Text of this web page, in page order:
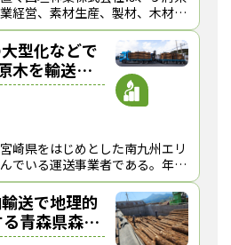
経営、素材生産、製材、木材の
木材製品の小売販売、建築工事
ップの製造販売など多岐にわた
型化などで
木を輸送す
持続可能な
展に向け
崎県をはじめとした南九州エリ
でいる運送事業者である。年間
に上っており、本社を置く林
産量の約7分の１に相当する
送で地理的
青森県森林